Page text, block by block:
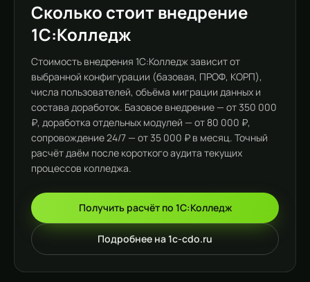
Сколько стоит внедрение
1С:Колледж
Стоимость внедрения 1С:Колледж зависит от
выбранной конфигурации (базовая, ПРОФ, КОРП),
числа пользователей, объёма миграции данных и
состава доработок. Базовое внедрение — от 350 000
₽, доработка отдельных модулей — от 80 000 ₽,
сопровождение 24/7 — от 35 000 ₽ в месяц. Точный
расчёт даём после короткого аудита текущих
процессов колледжа.
Получить расчёт по 1С:Колледж
Подробнее на 1c-cdo.ru